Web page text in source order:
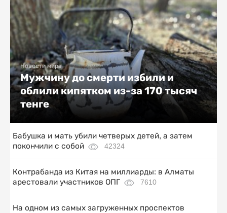
Новости мира
Мужчину до смерти избили и
облили кипятком из-за 170 тысяч
тенге
Бабушка и мать убили четверых детей, а затем
покончили с собой
42324
Контрабанда из Китая на миллиарды: в Алматы
арестовали участников ОПГ
7610
На одном из самых загруженных проспектов